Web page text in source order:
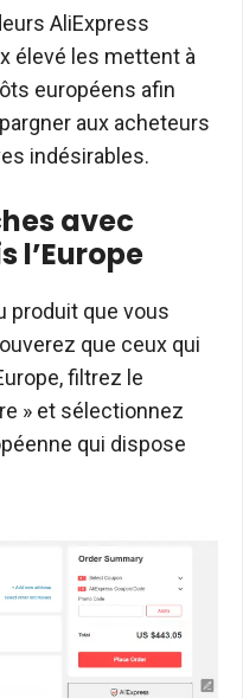
AliExpress
élevé les mettent à
européens afin
aux acheteurs
indésirables.
avec
l’Europe
produit que vous
que ceux qui
filtrez le
» et sélectionnez
qui dispose